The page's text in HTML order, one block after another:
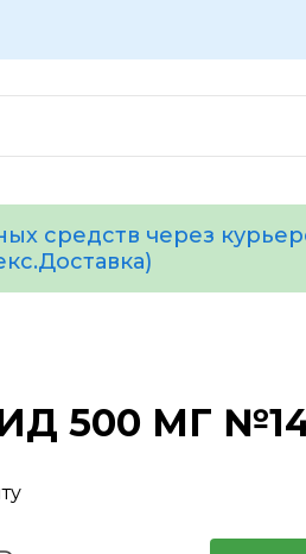
средств через
500 МГ